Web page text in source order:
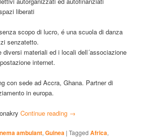
liberati
scopo di lucro, é una scuola di danza
senzatetto.
diversi materiali ed i locali dell´associazione
internet.
con sede ad Accra, Ghana. Partner di
in europa.
Continue reading →
ambulant,Guinea |Tagged Africa,